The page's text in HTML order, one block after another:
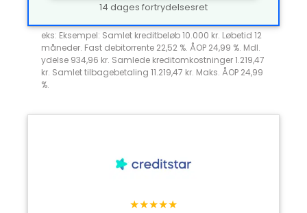
14 dages fortrydelsesret
eks: Eksempel: Samlet kreditbeløb 10.000 kr. Løbetid 12
måneder. Fast debitorrente 22,52 %. ÅOP 24,99 %. Mdl.
ydelse 934,96 kr. Samlede kreditomkostninger 1.219,47
kr. Samlet tilbagebetaling 11.219,47 kr. Maks. ÅOP 24,99
%.
★★★★★